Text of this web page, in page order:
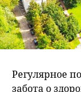
Регулярное
забота о